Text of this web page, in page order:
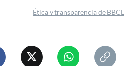
Ética y transparencia de BBCL